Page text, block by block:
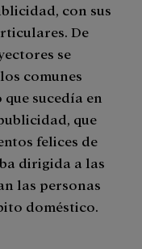
con sus
De
se
comunes
sucedía en
que
felices de
dirigida a las
las personas
doméstico.